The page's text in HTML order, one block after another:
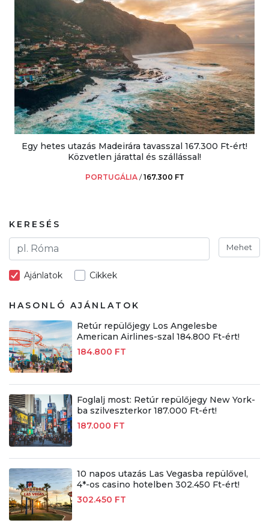
Egy hetes utazás Madeirára tavasszal 167.300 Ft-ért!
Közvetlen járattal és szállással!
PORTUGÁLIA /167.300 FT
KERESÉS
Mehet
Ajánlatok Cikkek
HASONLÓ AJÁNLATOK
Retúr repülőjegy Los Angelesbe
American Airlines-szal 184.800 Ft-ért!
184.800 FT
Foglalj most: Retúr repülőjegy New York-
ba szilveszterkor 187.000 Ft-ért!
187.000 FT
10 napos utazás Las Vegasba repülővel,
4*-os casino hotelben 302.450 Ft-ért!
302.450 FT